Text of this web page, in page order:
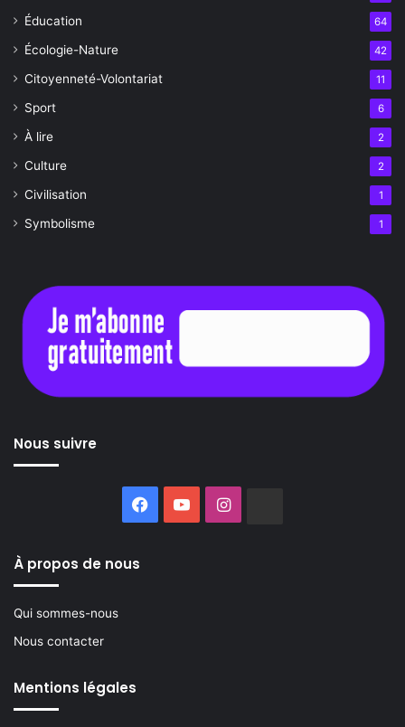
Éducation 64
Écologie-Nature 42
Citoyenneté-Volontariat 11
Sport 6
À lire 2
Culture 2
Civilisation 1
Symbolisme 1
Nous suivre
Facebook
YouTubeInstagram
À propos de nous
Qui sommes-nous
Nous contacter
Mentions légales